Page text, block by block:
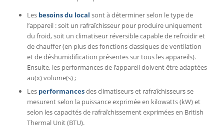
Les besoins du local sont à déterminer selon le type de
l’appareil : soit un rafraîchisseur pour produire uniquement
du froid, soit un climatiseur réversible capable de refroidir et
de chauffer (en plus des fonctions classiques de ventilation
et de déshumidification présentes sur tous les appareils).
Ensuite, les performances de l’appareil doivent être adaptées
au(x) volume(s) ;
Les performancesdes climatiseurs et rafraîchisseurs se
mesurent selon la puissance exprimée en kilowatts (kW) et
selon les capacités de rafraîchissement exprimées en British
Thermal Unit (BTU).